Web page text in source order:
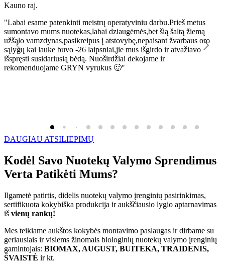
Kauno raj.
"Labai esame patenkinti meistrų operatyviniu darbu.Prieš metus
sumontavo mums nuotekas,labai dziaugėmės,bet šią šaltą žiemą
užšąlo vamzdynas,pasikreipus į atstovybę,nepaisant žvarbaus oro
sąlygų kai lauke buvo -26 laipsniai,jie mus išgirdo ir atvažiavo
išspręsti susidariusią bėdą. Nuoširdžiai dekojame ir
rekomenduojame GRYN vyrukus 🙂"
DAUGIAU ATSILIEPIMŲ
Kodėl Savo Nuotekų Valymo Sprendimus
Verta Patikėti Mums?
Ilgametė patirtis, didelis nuotekų valymo įrenginių pasirinkimas,
sertifikuota kokybiška produkcija ir aukščiausio lygio aptarnavimas
iš vienų rankų!
Mes teikiame aukštos kokybės montavimo paslaugas ir dirbame su
geriausiais ir visiems žinomais biologinių nuotekų valymo įrenginių
gamintojais: BIOMAX, AUGUST, BUITEKA, TRAIDENIS,
ŠVAISTĖ ir kt.